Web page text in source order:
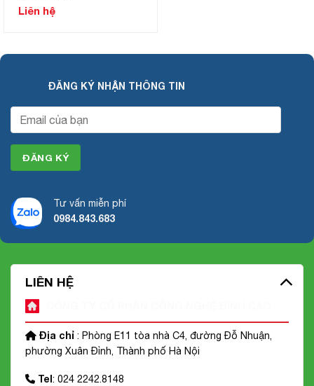
Liên hệ
ĐĂNG KÝ NHẬN THÔNG TIN
Tư vấn miễn phí
0984.843.683
LIÊN HỆ
Địa chỉ : Phòng E11 tòa nhà C4, đường Đỗ Nhuận,
phường Xuân Đỉnh, Thành phố Hà Nội
Tel: 024 2242.8148